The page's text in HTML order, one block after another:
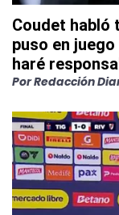
Coudet habló
puso en
haré
PorRedacción